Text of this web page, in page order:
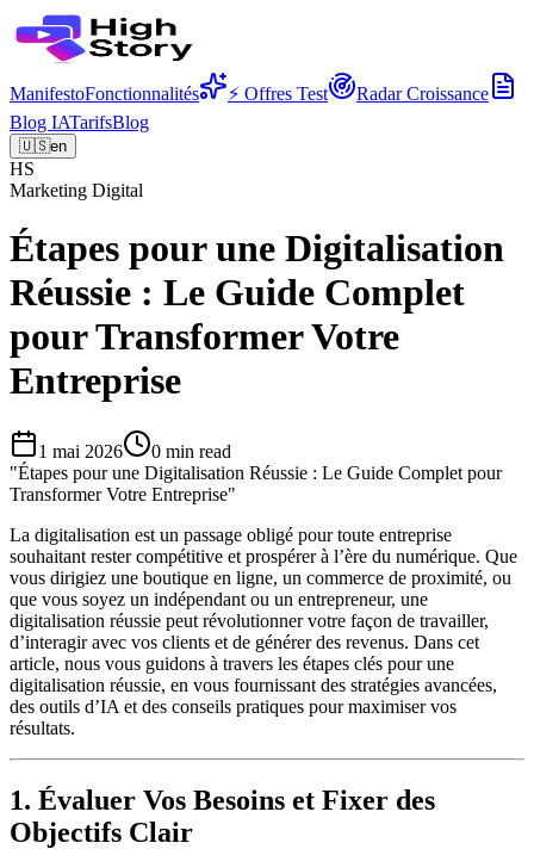
ManifestoFonctionnalités ⚡ Offres Test
Radar Croissance
Blog IATarifsBlog
🇺🇸en
HS
Marketing Digital
Étapes pour une Digitalisation
Réussie : Le Guide Complet
pour Transformer Votre
Entreprise
1 mai 2026 0 min read
"Étapes pour une Digitalisation Réussie : Le Guide Complet pour
Transformer Votre Entreprise"
La digitalisation est un passage obligé pour toute entreprise
souhaitant rester compétitive et prospérer à l’ère du numérique. Que
vous dirigiez une boutique en ligne, un commerce de proximité, ou
que vous soyez un indépendant ou un entrepreneur, une
digitalisation réussie peut révolutionner votre façon de travailler,
d’interagir avec vos clients et de générer des revenus. Dans cet
article, nous vous guidons à travers les étapes clés pour une
digitalisation réussie, en vous fournissant des stratégies avancées,
des outils d’IA et des conseils pratiques pour maximiser vos
résultats.
1. Évaluer Vos Besoins et Fixer des
Objectifs Clair